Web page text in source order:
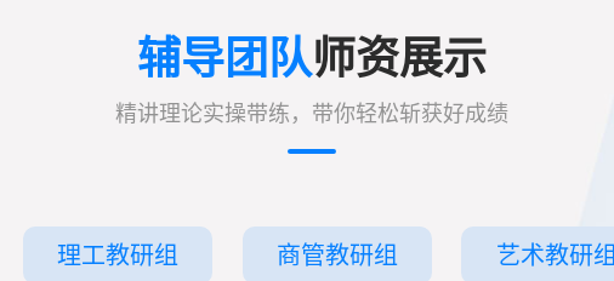
辅导团队师资展示
精讲理论实操带练，带你轻松斩获好成绩
理工教研组 商管教研组 艺术教研组